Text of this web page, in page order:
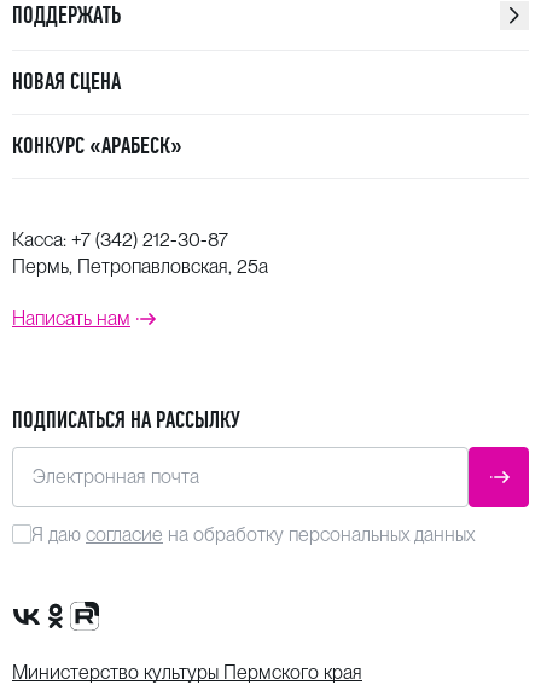
ПОДДЕРЖАТЬ
НОВАЯ СЦЕНА
КОНКУРС «АРАБЕСК»
Касса: +7 (342) 212-30-87
Пермь, Петропавловская, 25а
Написать нам
ПОДПИСАТЬСЯ НА РАССЫЛКУ
Электронная почта
Я даю согласие на обработку персональных данных
Сообщество VK
Группа в одноклассниках
Канал Rutube
Министерство культуры Пермского края